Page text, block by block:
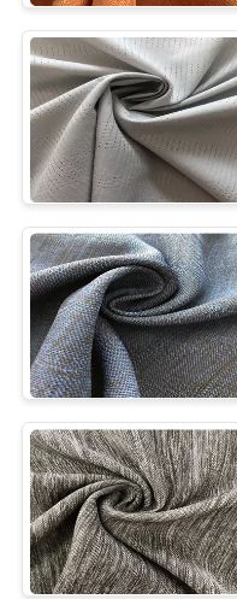
TRETEN
SIE
MIT
UNS
IN
VERBINDUNG
NACHRICHTEN
FÄLLE
COMPANY
NEWS
SITEMAP